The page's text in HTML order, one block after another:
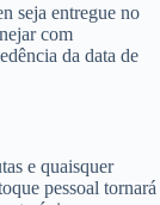
seja entregue no
com
da data de
e quaisquer
pessoal tornará